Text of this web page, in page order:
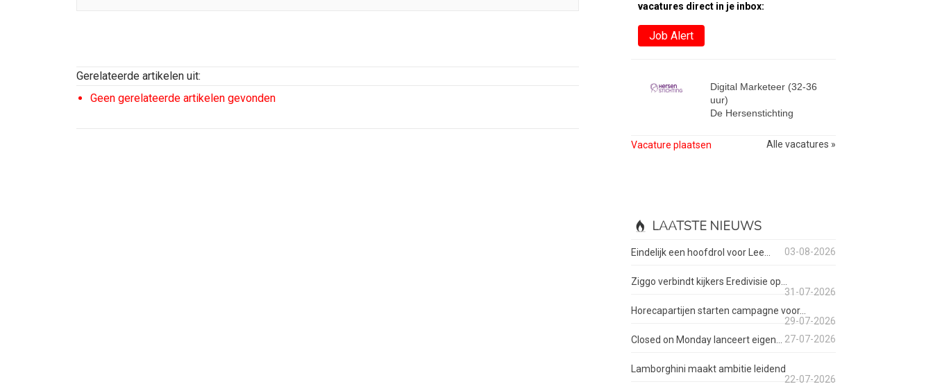
Gerelateerde artikelen uit:
Geen gerelateerde artikelen gevonden
vacatures direct in je inbox:
Job Alert
Digital Marketeer (32-36
uur)
De Hersenstichting
Vacature plaatsen Alle vacatures »
LAATSTE NIEUWS
Eindelijk een hoofdrol voor Lee... 03-08-2026
Ziggo verbindt kijkers Eredivisie op...
31-07-2026
Horecapartijen starten campagne voor...
29-07-2026
Closed on Monday lanceert eigen...
27-07-2026
Lamborghini maakt ambitie leidend
22-07-2026